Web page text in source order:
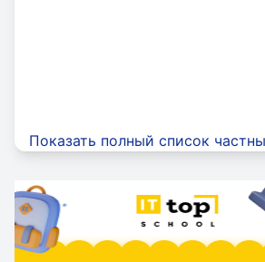
Показать полный список